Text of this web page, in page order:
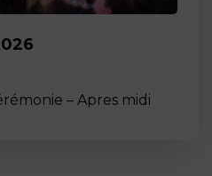
– Apres midi